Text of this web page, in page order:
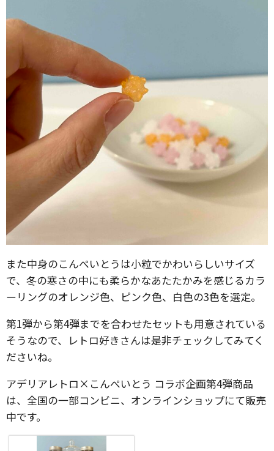
また中身のこんぺいとうは小粒でかわいらしいサイズ
で、冬の寒さの中にも柔らかなあたたかみを感じるカラ
ーリングのオレンジ色、ピンク色、白色の3色を選定。
第1弾から第4弾までを合わせたセットも用意されている
そうなので、レトロ好きさんは是非チェックしてみてく
ださいね。
アデリアレトロ×こんぺいとう コラボ企画第4弾商品
は、全国の一部コンビニ、オンラインショップにて販売
中です。